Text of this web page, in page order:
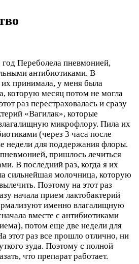
год Переболела пневмонией,
антибиотиками. В
их принимала, у меня была
которую месяц потом не могла
раз перестраховалась и сразу
«Вагилак», которые
микрофлору. Пила их
(через 3 часа после
недели для поддержания флоры.
пришлось лечиться
В последний раз, когда я их
сильнейшая молочница, которую
Поэтому на этот раз
начала прием лактобактерий
именно влагалищную
вместе с антибиотиками
потом еще две недели для
этот раз все прошло отлично, ни
зуда. Поэтому с полной
что препарат работает.